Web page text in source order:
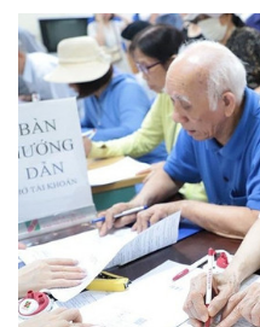
có công. Các đề xuất này
phủ an sinh và nâng mức hỗ
hưởng.